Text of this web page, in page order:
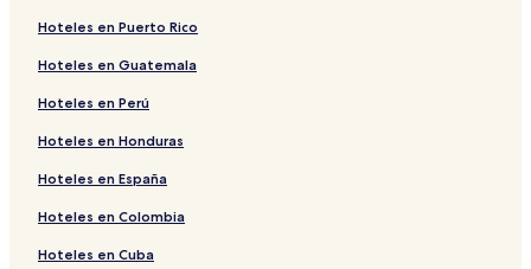
Hoteles en Puerto Rico
Hoteles en Guatemala
Hoteles en Perú
Hoteles en Honduras
Hoteles en España
Hoteles en Colombia
Hoteles en Cuba